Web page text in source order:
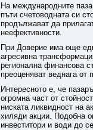
На международните
пъти счетоводната си
продължават да
неефективности.
При Доверие има още
агресивна
регионална финансова
преоценяват веднага от
Интересното е, че
огромна част от
ниската ликвидност на
хиляди акции. Подобна
инвеститори и води до